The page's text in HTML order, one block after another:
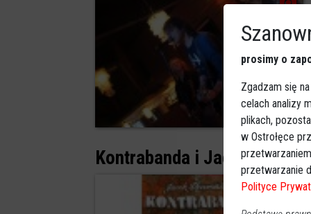
0
Kontrabanda i Jacek
prosimy o
Zgadzam się
celach analizy
plikach,
w Ostrołęce
przetwarzanie
Polityce